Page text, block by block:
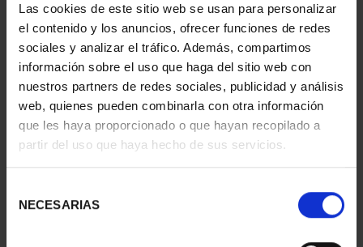
Las cookies de este sitio web se usan para personalizar
el contenido y los anuncios, ofrecer funciones de redes
sociales y analizar el tráfico. Además, compartimos
información sobre el uso que haga del sitio web con
nuestros partners de redes sociales, publicidad y análisis
web, quienes pueden combinarla con otra información
que les haya proporcionado o que hayan recopilado a
partir del uso que haya hecho de sus servicios.
NECESARIAS
€73.00